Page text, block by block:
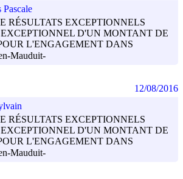
Pascale
RÉSULTATS EXCEPTIONNELS
D'UN MONTANT DE
L'ENGAGEMENT DANS
Mauduit-
RÉSULTATS EXCEPTIONNELS
D'UN MONTANT DE
L'ENGAGEMENT DANS
Mauduit-
12/08/2016